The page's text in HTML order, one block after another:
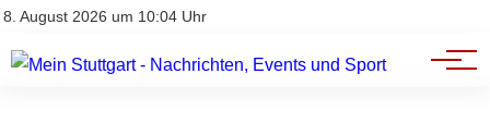
8. August 2026 um 10:04 Uhr
Impressum
Branchenbuch
Werbung